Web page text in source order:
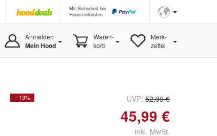
Mit Sicherheit bei
Hood einkaufen
Anmelden
Mein Hood
Waren-
korb
Merk-
zettel
- 13% UVP: 52,99 €
45,99 €
inkl. MwSt.